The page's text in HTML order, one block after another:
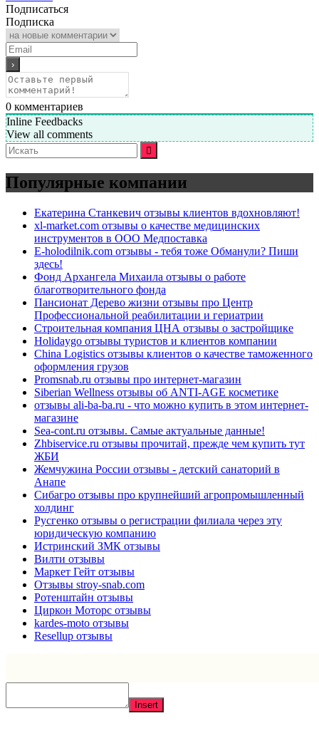
Подписаться
Подписка
0 комментариев
Inline Feedbacks
View all comments
Искать:
Популярные компании
Екатерина Станкевич отзывы клиентов вдохновляют!
xl-market.com отзывы о качестве медицинских
инструментов в ООО Медпоставка
E-holodilnik.com отзывы - тебя тоже Обманули? Пиши
здесь!
Фонд Архангела Михаила отзывы о работе
благотворительного фонда
Пансионат Дерево жизни отзывы про Центр
Профессиональной реабилитации и гериатрии
Строительная компания ЦНА отзывы о застройщике
Holidaygo отзывы туристов и клиентов компании
China Logistics отзывы клиентов о качестве таможенного
оформления грузов
Promsnab.ru отзывы про интернет-магазин
Siberian Wellness отзывы об ANTI-AGE косметике
отзывы ali-ba-ba.ru - что можно купить в этом интернет-
магазине
Sea-cont.ru отзывы. Самые актуальные данные!
Zhbiservice.ru отзывы прочитай, прежде чем купить тут
ЖБИ
Жемчужина России отзывы - детский санаторий в
Анапе
Сибагро отзывы про крупнейший агропромышленный
холдинг
Русгенко отзывы о регистрации филиала через эту
юридическую компанию
Истринский ЗМК отзывы
Вилти отзывы
Маркет Гейт отзывы
Отзывы stroy-snab.com
Ротенштайн отзывы
Циркон Моторс отзывы
kardes-moto отзывы
Resellup отзывы
Insert